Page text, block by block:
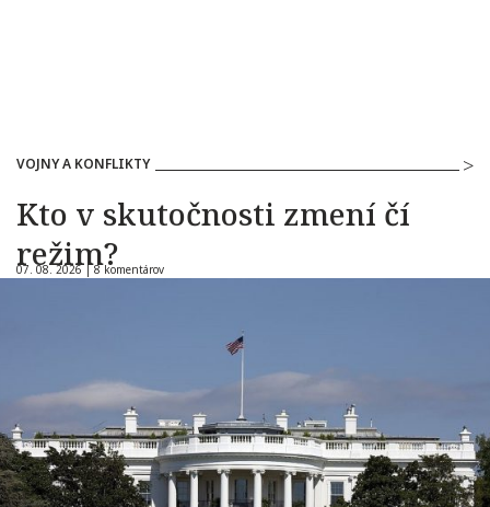
VOJNY A KONFLIKTY
Kto v skutočnosti zmení čí
režim?
07. 08. 2026 |8 komentárov